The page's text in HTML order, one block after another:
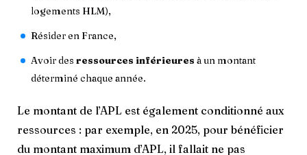
logements HLM),
Résider en France,
Avoir des ressources inférieures à un montant
déterminé chaque année.
Le montant de l’APL est également conditionné aux
ressources : par exemple, en 2025, pour bénéficier
du montant maximum d’APL, il fallait ne pas